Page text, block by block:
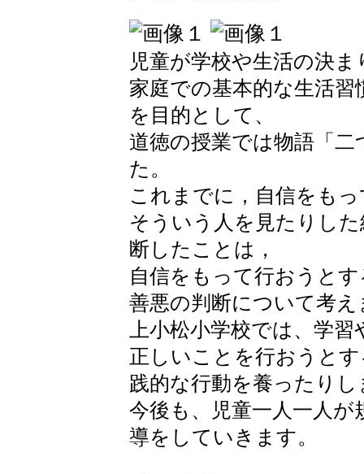
児童が学校や生活の決
家庭での基本的な生活
を目的として、
道徳の授業では物語「
た。
これまでに，自信をも
そういう人を見たりし
断したことは，
自信をもって行おうと
善悪の判断について考え
上小松小学校では、学
正しいことを行おうと
践的な行動を養ったりし
今後も、児童一人一人
導をしていきます。